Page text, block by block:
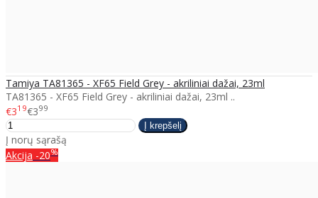
Tamiya TA81365 - XF65 Field Grey - akriliniai dažai, 23ml
TA81365 - XF65 Field Grey - akriliniai dažai, 23ml ..
€319€399
Į norų sąrašą
Akcija -20%